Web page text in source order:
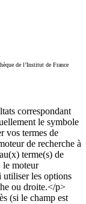
de l’Institut de France